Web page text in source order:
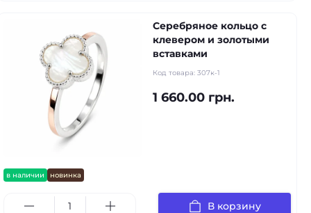
в наличии новинка
Серебряное кольцо с
клевером и золотыми
вставками
Код товара: 307к-1
1 660.00 грн.
В корзину